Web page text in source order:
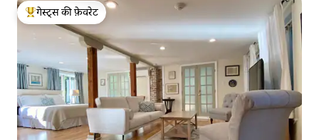
गेस्ट्स का टॉप फ़ेवरेट
गेस्ट्स की फ़ेवरेट